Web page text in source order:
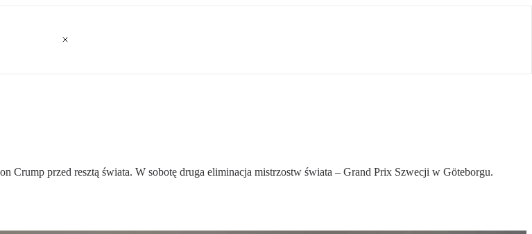
Crump przed resztą świata. W sobotę druga eliminacja mistrzostw świata – Grand Prix Szwecji w Göteborgu.